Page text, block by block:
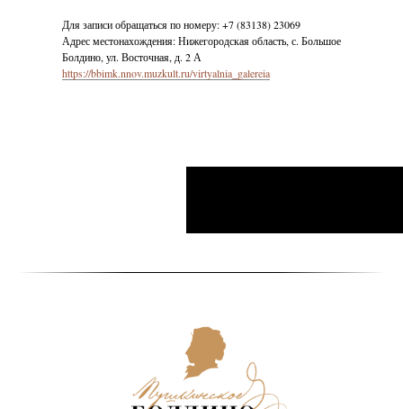
Для записи обращаться по номеру: +7 (83138) 23069
Адрес местонахождения: Нижегородская область, с. Большое
Болдино, ул. Восточная, д. 2 А
https://bbimk.nnov.muzkult.ru/virtyalnia_galereia